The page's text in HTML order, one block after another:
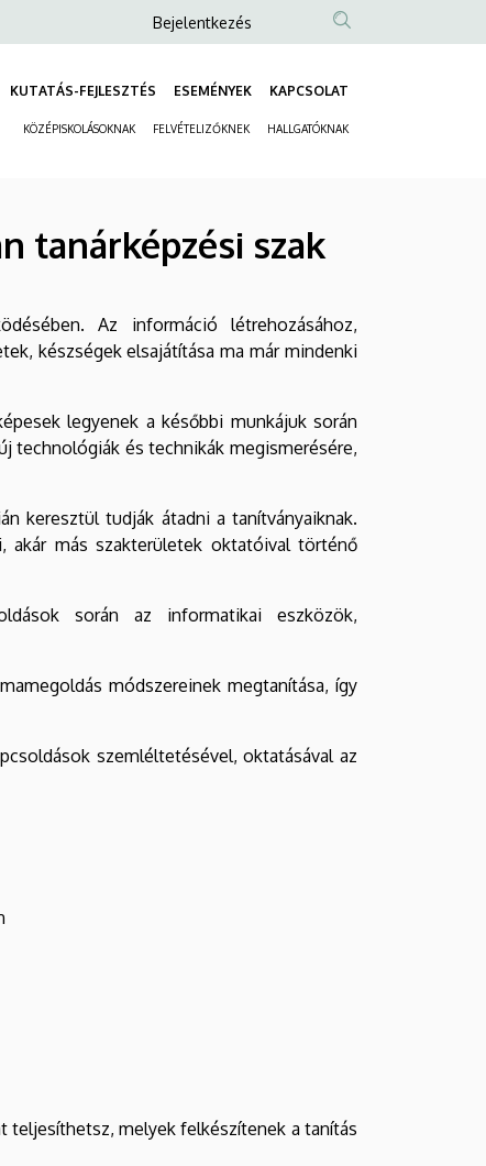
Anonim
fiók
menüje
Bejelentkezés
KUTATÁS-FEJLESZTÉS ESEMÉNYEK KAPCSOLAT
KÖZÉPISKOLÁSOKNAK FELVÉTELIZŐKNEK HALLGATÓKNAK
tanárképzési szak
Az információ létrehozásához,
készségek elsajátítása ma már mindenki
legyenek a későbbi munkájuk során
technológiák és technikák megismerésére,
keresztül tudják átadni a tanítványaiknak.
akár más szakterületek oktatóival történő
során az informatikai eszközök,
módszereinek megtanítása, így
szemléltetésével, oktatásával az
teljesíthetsz, melyek felkészítenek a tanítás